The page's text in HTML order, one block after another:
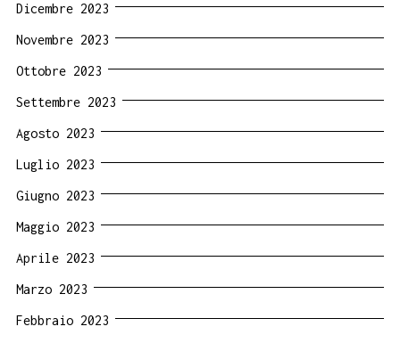
Dicembre 2023
Novembre 2023
Ottobre 2023
Settembre 2023
Agosto 2023
Luglio 2023
Giugno 2023
Maggio 2023
Aprile 2023
Marzo 2023
Febbraio 2023